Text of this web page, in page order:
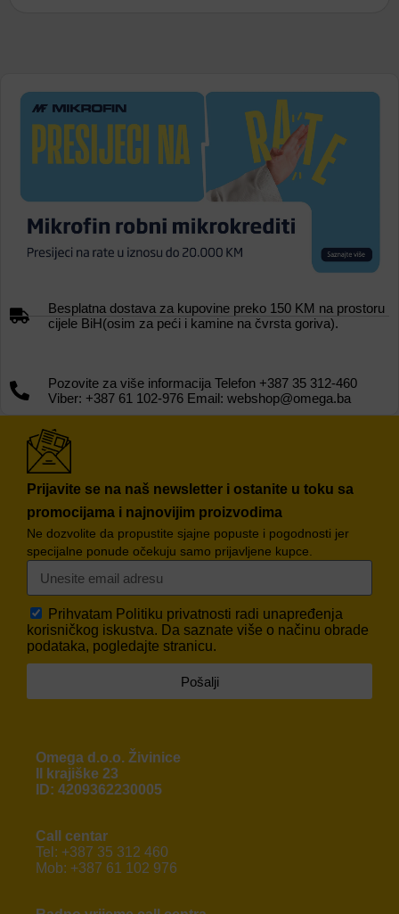
Besplatna dostava za kupovine preko 150 KM na prostoru
cijele BiH(osim za peći i kamine na čvrsta goriva).
Pozovite za više informacija Telefon +387 35 312-460
Viber: +387 61 102-976 Email: webshop@omega.ba
Prijavite se na naš newsletter i ostanite u toku sa
promocijama i najnovijim proizvodima
Ne dozvolite da propustite sjajne popuste i pogodnosti jer
specijalne ponude očekuju samo prijavljene kupce.
Prihvatam Politiku privatnosti radi unapređenja
korisničkog iskustva. Da saznate više o načinu obrade
podataka, pogledajte stranicu.
Pošalji
Omega d.o.o. Živinice
II krajiške 23
ID: 4209362230005
Call centar
Tel: +387 35 312 460
Mob: +387 61 102 976